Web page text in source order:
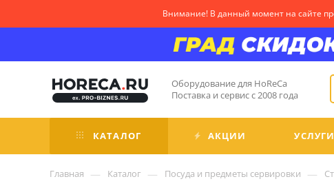
Внимание! В данный момент на сайте
Оборудование для HoReCa
Поставка и сервис с 2008 года
КАТАЛОГ АКЦИИ УСЛУГИ
Главная — Каталог — Посуда и предметы сервировки —